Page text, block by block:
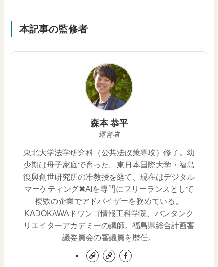
本記事の監修者
森本 恭平
運営者
東北大学法学研究科（公共法政策専攻）修了。幼
少期は母子家庭で育った。東日本国際大学・福島
復興創世研究所の准教授を経て、現在はデジタル
マーケティング✖︎AIを専門にフリーランスとして
複数の企業でアドバイザーを務めている。
KADOKAWAドワンゴ情報工科学院、バンタンク
リエイターアカデミーの講師。福島県総合計画審
議委員会の審議員を歴任。